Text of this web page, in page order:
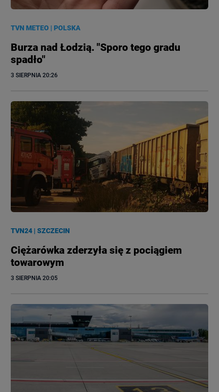
TVN METEO |POLSKA
Burza nad Łodzią. "Sporo tego gradu
spadło"
3 SIERPNIA 20:26
TVN24 |SZCZECIN
Ciężarówka zderzyła się z pociągiem
towarowym
3 SIERPNIA 20:05